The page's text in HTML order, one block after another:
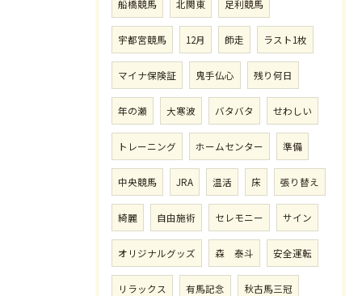
船橋競馬 北関東 足利競馬
宇都宮競馬 12月 師走 ラスト1枚
マイナ保険証 鬼手仏心 残り何日
年の瀬 大寒波 バタバタ せわしい
トレーニング ホームセンター 準備
中央競馬 JRA 温活 床 張り替え
綺麗 自由施術 セレモニー サイン
オリジナルグッズ 森 泰斗 安全運転
リラックス 有馬記念 秋古馬三冠